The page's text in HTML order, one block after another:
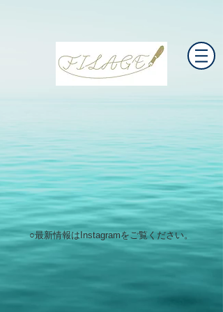
○最新情報は Instagramをご覧ください。